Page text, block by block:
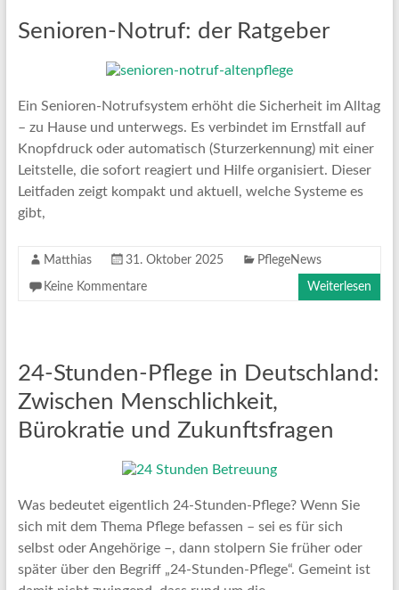
Senioren-Notruf: der Ratgeber
Ein Senioren-Notrufsystem erhöht die Sicherheit im Alltag
– zu Hause und unterwegs. Es verbindet im Ernstfall auf
Knopfdruck oder automatisch (Sturzerkennung) mit einer
Leitstelle, die sofort reagiert und Hilfe organisiert. Dieser
Leitfaden zeigt kompakt und aktuell, welche Systeme es
gibt,
Matthias 31. Oktober 2025 PflegeNews
Keine Kommentare Weiterlesen
24-Stunden-Pflege in Deutschland:
Zwischen Menschlichkeit,
Bürokratie und Zukunftsfragen
Was bedeutet eigentlich 24-Stunden-Pflege? Wenn Sie
sich mit dem Thema Pflege befassen – sei es für sich
selbst oder Angehörige –, dann stolpern Sie früher oder
später über den Begriff „24-Stunden-Pflege“. Gemeint ist